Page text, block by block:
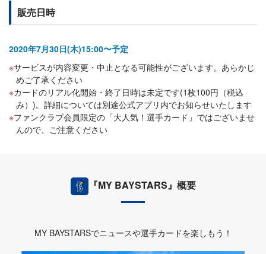
販売日時
2020年7月30日(木)15:00〜予定
サービスが内容変更・中止となる可能性がございます。あらかじ
めご了承ください
カードのリアル化開始・終了日時は未定です(1枚100円（税込
み）)。詳細については別途公式アプリ内でお知らせいたします
ファンクラブ会員限定の「大人気！選手カード」ではございませ
んので、ご注意ください
『MY BAYSTARS』概要
MY BAYSTARSでニュースや選手カードを楽しもう！